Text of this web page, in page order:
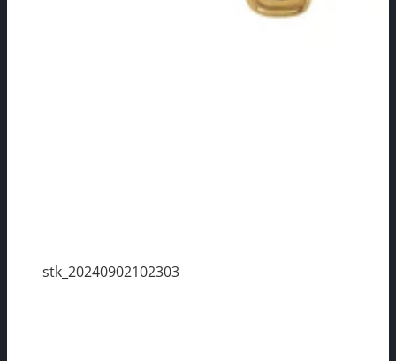
stk_20240902102303